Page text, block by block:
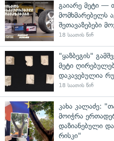
გაიარე მეტი —
მომხმარებელს
შეთავაზებები
18 საათის წინ
"ყაზბეგის"
მეტი
დაკავებულია
18 საათის წინ
კახა კალაძე:
მოიჭრა
დაზიანებული
რისკი"